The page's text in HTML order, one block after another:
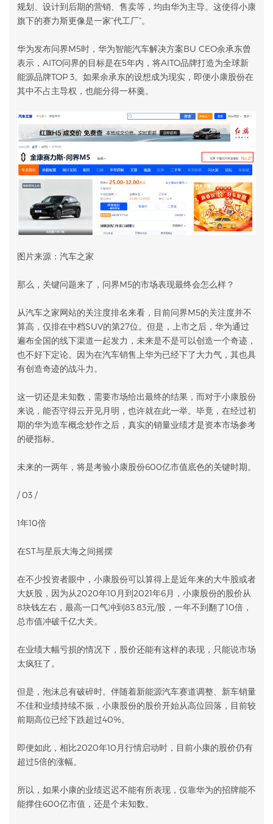
规划、设计到后期的营销、售卖等，均由华为主导。这使得小康
旗下的赛力斯更像是一家“代工厂”。
华为发布问界M5时，华为智能汽车解决方案BU CEO余承东曾
表示，AITO问界的目标是在5年内，将AITO品牌打造为全球新
能源品牌TOP 3。如果余承东的设想成为现实，即便小康股份在
其中不占主导权，也能分得一杯羹。
图片来源：汽车之家
那么，关键问题来了，问界M5的市场表现最终会怎么样？
从汽车之家网站的关注度排名来看，目前问界M5的关注度并不
算高，仅排在中档SUV的第27位。但是，上市之后，华为通过
遍布全国的线下渠道一起发力，未来是不是可以创造一个奇迹，
也不好下定论。因为在汽车销售上华为已经下了大力气，其也具
有创造奇迹的战斗力。
这一切还是未知数，需要市场给出最终的结果，而对于小康股份
来说，能否守得云开见月明，也许就在此一举。毕竟，在经过初
期的华为造车概念炒作之后，真实的销量业绩才是资本市场参考
的硬指标。
未来的一两年，将是考验小康股份600亿市值底色的关键时期。
/ 03 /
1年10倍
在ST与星辰大海之间摇摆
在不少投资者眼中，小康股份可以算得上是近年来的大牛股或者
大妖股，因为从2020年10月到2021年6月，小康股份的股价从
8块钱左右，最高一口气冲到83.83元/股，一年不到翻了10倍，
总市值冲破千亿大关。
在业绩大幅亏损的情况下，股价还能有这样的表现，只能说市场
太疯狂了。
但是，泡沫总有破碎时。伴随着新能源汽车赛道调整、新车销量
不佳和业绩持续不振，小康股份的股价开始从高位回落，目前较
前期高位已经下跌超过40%。
即便如此，相比2020年10月行情启动时，目前小康的股价仍有
超过5倍的涨幅。
所以，如果小康的业绩迟迟不能有所表现，仅靠华为的招牌能不
能撑住600亿市值，还是个未知数。